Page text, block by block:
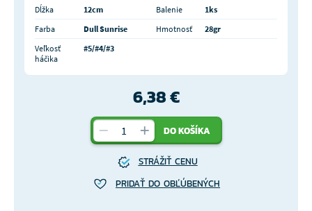
Dĺžka 12cm Balenie
1ks
Farba
Dull Sunrise Hmotnosť
28gr
Veľkosť
háčika
#5/#4/#3
6,38 €
DO KOŠÍKA
STRÁŽIŤ CENU
PRIDAŤ DO OBĽÚBENÝCH